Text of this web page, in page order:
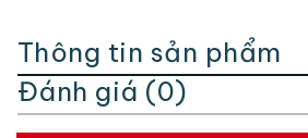
Thông tin sản phẩm
Đánh giá (0)